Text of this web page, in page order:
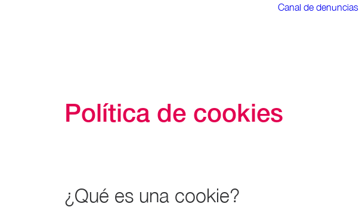
Canal de denuncias
Política de cookies
¿Qué es una cookie?